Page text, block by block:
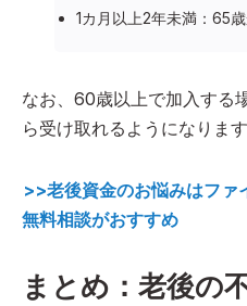
1カ月以上2年未満：65
なお、60歳以上で加入する
ら受け取れるようになります
>>老後資金のお悩みはファ
無料相談がおすすめ
まとめ：老後の